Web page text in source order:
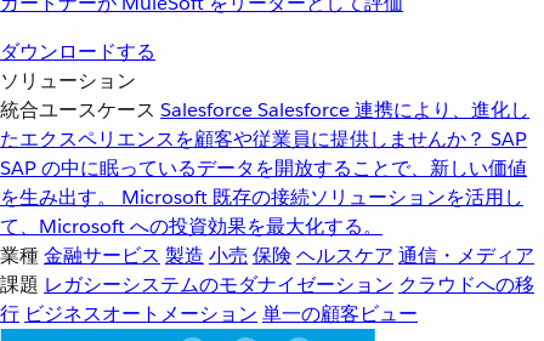
ダウンロードする
ソリューション
統合ユースケース SalesforceSalesforce 連携により、進化し
たエクスペリエンスを顧客や従業員に提供しませんか？ SAP
SAP の中に眠っているデータを開放することで、新しい価値
を生み出す。
Microsoft 既存の接続ソリューションを活用し
て、Microsoft への投資効果を最大化する。
業種金融サービス 製造 小売 保険 ヘルスケア 通信・メディア
課題 レガシーシステムのモダナイゼーション クラウドへの移
行 ビジネスオートメーション 単一の顧客ビュー